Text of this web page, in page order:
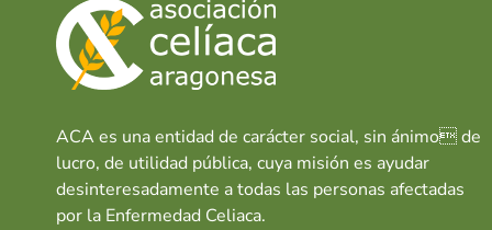
ACA es una entidad de carácter social, sin ánimo de
lucro, de utilidad pública, cuya misión es ayudar
desinteresadamente a todas las personas afectadas
por la Enfermedad Celiaca.